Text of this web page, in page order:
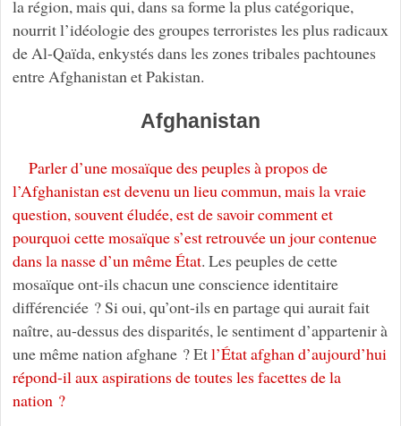
la région, mais qui, dans sa forme la plus catégorique,
nourrit l’idéologie des groupes terroristes les plus radicaux
de Al-Qaïda, enkystés dans les zones tribales pachtounes
entre Afghanistan et Pakistan.
Afghanistan
Parler d’une mosaïque des peuples à propos de
l’Afghanistan est devenu un lieu commun, mais la vraie
question, souvent éludée, est de savoir comment et
pourquoi cette mosaïque s’est retrouvée un jour contenue
dans la nasse d’un même État. Les peuples de cette
mosaïque ont-ils chacun une conscience identitaire
différenciée ? Si oui, qu’ont-ils en partage qui aurait fait
naître, au-dessus des disparités, le sentiment d’appartenir à
une même nation afghane ? Etl’État afghan d’aujourd’hui
répond-il aux aspirations de toutes les facettes de la
nation ?